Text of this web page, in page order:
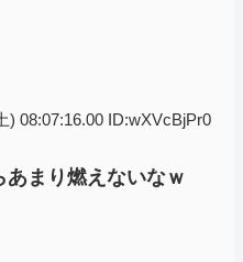
) 08:07:16.00 ID:wXVcBjPr0
まり燃えないなｗ